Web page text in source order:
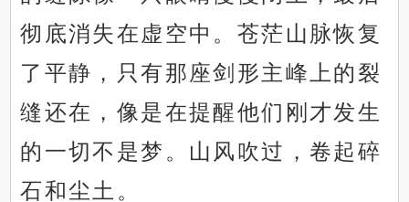
彻底消失在虚空中。苍茫山脉恢复
了平静，只有那座剑形主峰上的裂
缝还在，像是在提醒他们刚才发生
的一切不是梦。山风吹过，卷起碎
石和尘土。